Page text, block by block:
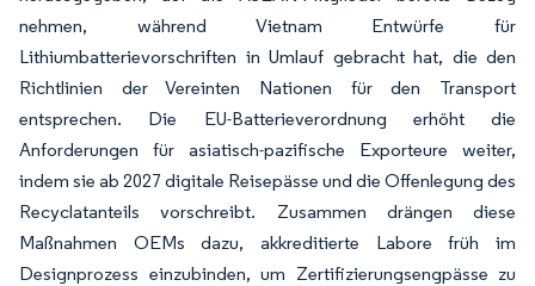
nehmen, während Vietnam Entwürfe für
Lithiumbatterievorschriften in Umlauf gebracht hat, die den
Richtlinien der Vereinten Nationen für den Transport
entsprechen. Die EU-Batterieverordnung erhöht die
Anforderungen für asiatisch-pazifische Exporteure weiter,
indem sie ab 2027 digitale Reisepässe und die Offenlegung des
Recyclatanteils vorschreibt. Zusammen drängen diese
Maßnahmen OEMs dazu, akkreditierte Labore früh im
Designprozess einzubinden, um Zertifizierungsengpässe zu